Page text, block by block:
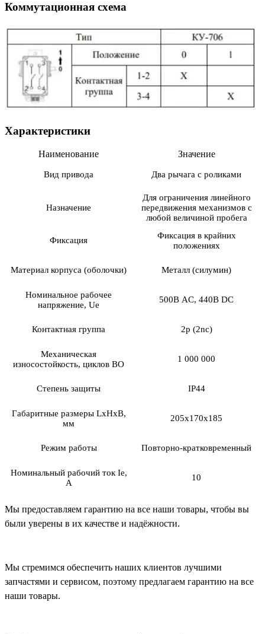
Коммутационная схема
Характеристики
Наименование Значение
Вид привода Два рычага с роликами
Назначение
Для ограничения линейного
передвижения механизмов с
любой величиной пробега
Фиксация
Фиксация в крайних
положениях
Материал корпуса (оболочки) Металл (силумин)
Номинальное рабочее
напряжение, Ue
500В AC, 440В DC
Контактная группа 2р (2nc)
Механическая
износостойкость, циклов ВО
1 000 000
Степень защиты IP44
Габаритные размеры LхHхB,
мм
205х170х185
Режим работы Повторно-кратковременный
Номинальный рабочий ток Iе,
А
10
Мы предоставляем гарантию на все наши товары, чтобы вы
были уверены в их качестве и надёжности.
Мы стремимся обеспечить наших клиентов лучшими
запчастями и сервисом, поэтому предлагаем гарантию на все
наши товары.